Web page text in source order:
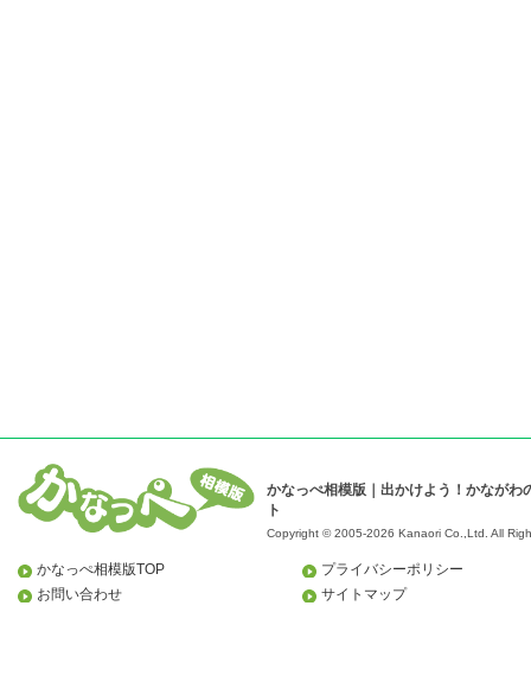
かなっぺ相模版｜出かけよう！かながわ
ト
Copyright © 2005-2026 Kanaori Co.,Ltd. All
かなっぺ相模版TOP
お問い合わせ
プライバシーポリシー
サイトマップ